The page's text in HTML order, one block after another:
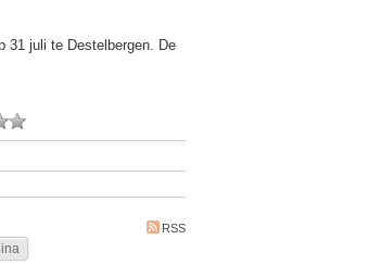
31 juli te Destelbergen. De
RSS